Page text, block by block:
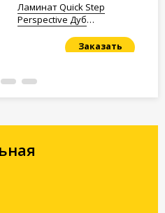
Ламинат Quick Step
Perspective Дуб
пэтчворк PER3832P
Заказать